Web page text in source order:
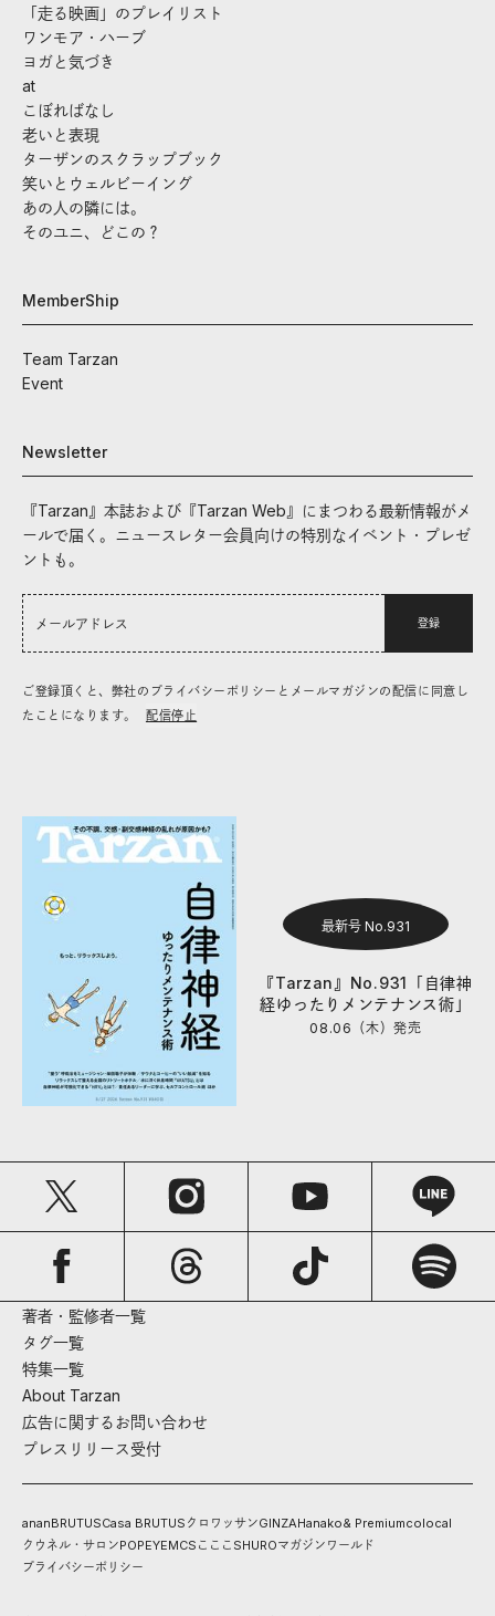
「走る映画」のプレイリスト
ワンモア・ハーブ
ヨガと気づき
at
こぼればなし
老いと表現
ターザンのスクラップブック
笑いとウェルビーイング
あの人の隣には。
そのユニ、どこの？
MemberShip
Team Tarzan
Event
Newsletter
『Tarzan』本誌および『Tarzan Web』にまつわる最新情報がメ
ールで届く。ニュースレター会員向けの特別なイベント・プレゼ
ントも。
登録
ご登録頂くと、弊社のプライバシーポリシーとメールマガジンの配信に同意し
たことになります。
配信停止
最新号 No.931
『Tarzan』No.931「自律神
経ゆったりメンテナンス術」
08.06（木）発売
著者・監修者一覧
タグ一覧
特集一覧
About Tarzan
広告に関するお問い合わせ
プレスリリース受付
ananBRUTUSCasa BRUTUS クロワッサンGINZAHanako& Premiumcolocal
クウネル・サロンPOPEYEMCS こここ SHUROマガジンワールド
プライバシーポリシー